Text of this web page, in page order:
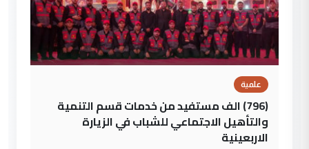
علمية
(796) الف مستفيد من خدمات قسم التنمية
والتأهيل الاجتماعي للشباب في الزيارة
الاربعينية